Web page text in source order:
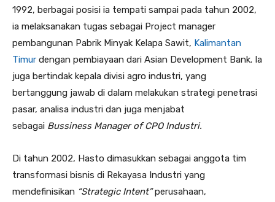
1992, berbagai posisi ia tempati sampai pada tahun 2002,
ia melaksanakan tugas sebagai Project manager
pembangunan Pabrik Minyak Kelapa Sawit, Kalimantan
Timur dengan pembiayaan dari Asian Development Bank. Ia
juga bertindak kepala divisi agro industri, yang
bertanggung jawab di dalam melakukan strategi penetrasi
pasar, analisa industri dan juga menjabat
sebagai Bussiness Manager of CPO Industri.
Di tahun 2002, Hasto dimasukkan sebagai anggota tim
transformasi bisnis di Rekayasa Industri yang
mendefinisikan “Strategic Intent”perusahaan,